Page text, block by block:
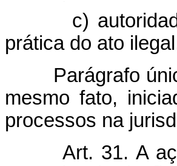
c)
prática do ato
Parágrafo
mesmo fato,
processos na
Art. 31. A